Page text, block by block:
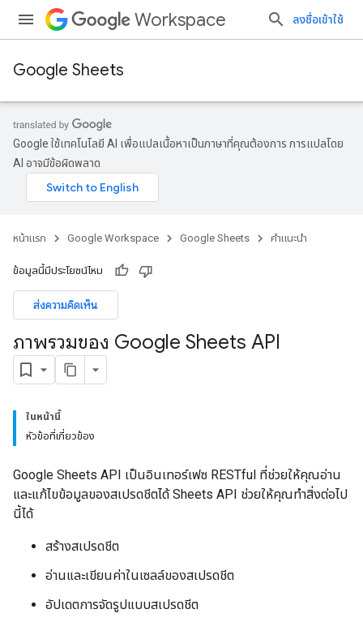
Workspace ลงชื่อเข้าใช้
Google Sheets
Google ใช้เทคโนโลยี AI เพื่อแปลเนื้อหาเป็นภาษาที่คุณต้องการ การแปลโดย
AI อาจมีข้อผิดพลาด
หน้าแรก Google Workspace Google Sheets คำแนะนำ
ข้อมูลนี้มีประโยชน์ไหม
ส่งความคิดเห็น
ภาพรวมของ Google Sheets API
ในหน้านี้
หัวข้อที่เกี่ยวข้อง
Google Sheets API เป็นอินเทอร์เฟซ RESTful ที่ช่วยให้คุณอ่าน
และแก้ไขข้อมูลของสเปรดชีตได้ Sheets API ช่วยให้คุณทำสิ่งต่อไป
นี้ได้
สร้างสเปรดชีต
อ่านและเขียนค่าในเซลล์ของสเปรดชีต
อัปเดตการจัดรูปแบบสเปรดชีต